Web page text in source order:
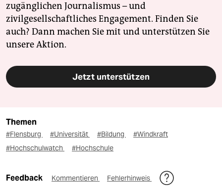
zugänglichen Journalismus – und
zivilgesellschaftliches Engagement. Finden Sie
auch? Dann machen Sie mit und unterstützen Sie
unsere Aktion.
Jetzt unterstützen
Themen
#Flensburg #Universität #Bildung
#Windkraft
#Hochschulwatch
#Hochschule
Feedback Kommentieren Fehlerhinweis